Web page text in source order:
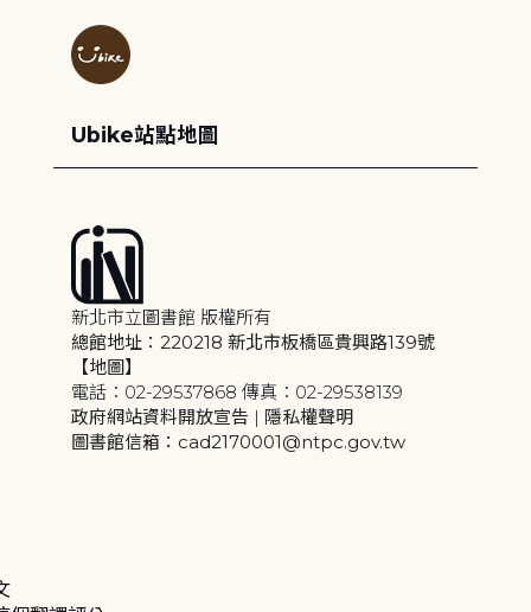
Ubike站點地圖
新北市立圖書館 版權所有
總館地址：220218 新北市板橋區貴興路139號
【地圖】
電話：02-29537868 傳真：02-29538139
政府網站資料開放宣告 | 隱私權聲明
圖書館信箱：cad2170001@ntpc.gov.tw